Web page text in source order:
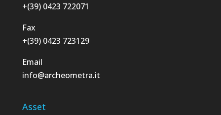
+(39) 0423 722071
Fax
+(39) 0423 723129
Email
info@archeometra.it
Asset